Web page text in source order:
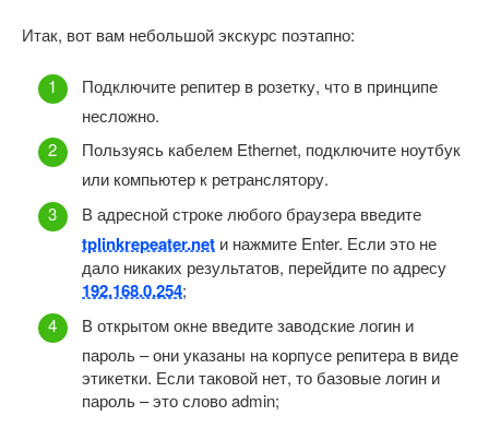
Итак, вот вам небольшой экскурс поэтапно:
Подключите репитер в розетку, что в принципе
несложно.
Пользуясь кабелем Ethernet, подключите ноутбук
или компьютер к ретранслятору.
В адресной строке любого браузера введите
tplinkrepeater.net и нажмите Enter. Если это не
дало никаких результатов, перейдите по адресу
192.168.0.254;
В открытом окне введите заводские логин и
пароль – они указаны на корпусе репитера в виде
этикетки. Если таковой нет, то базовые логин и
пароль – это слово admin;